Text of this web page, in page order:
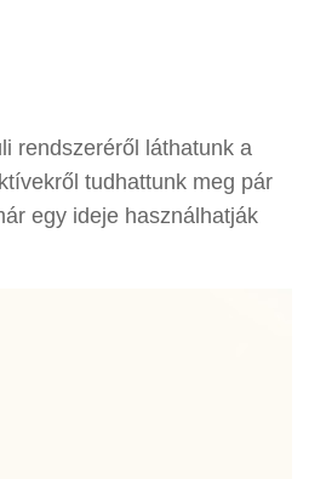
rendszeréről láthatunk a
tudhattunk meg pár
egy ideje használhatják